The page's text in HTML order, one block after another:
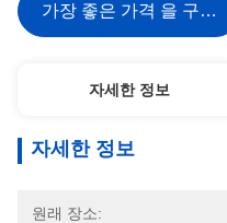
가장 좋은 가격 을 구하라
자세한 정보
자세한 정보
원래 장소: